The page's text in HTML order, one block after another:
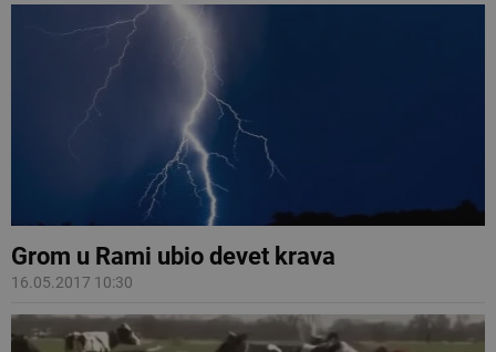
Grom u Rami ubio devet krava
16.05.2017 10:30